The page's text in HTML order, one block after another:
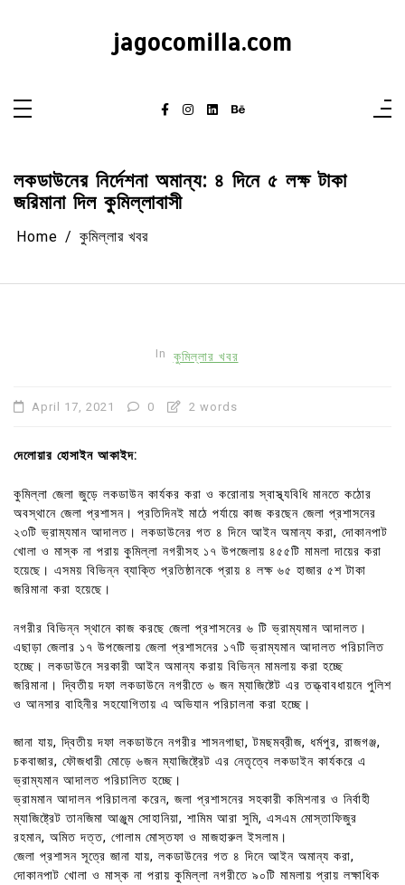
jagocomilla.com
লকডাউনের নির্দেশনা অমান্য: ৪ দিনে ৫ লক্ষ টাকা
জরিমানা দিল কুমিল্লাবাসী
Home কুমিল্লার খবর
In কুমিল্লার খবর
April 17, 2021 0 2 words
দেলোয়ার হোসাইন আকাইদ:
কুমিল্লা জেলা জুড়ে লকডাউন কার্যকর করা ও করোনায় স্বাস্থ্যবিধি মানতে কঠোর
অবস্থানে জেলা প্রশাসন। প্রতিদিনই মাঠে পর্যায়ে কাজ করছেন জেলা প্রশাসনের
২৩টি ভ্রাম্যমান আদালত। লকডাউনের গত ৪ দিনে আইন অমান্য করা, দোকানপাট
খোলা ও মাস্ক না পরায় কুমিল্লা নগরীসহ ১৭ উপজেলায় ৪৫৫টি মামলা দায়ের করা
হয়েছে। এসময় বিভিন্ন ব্যাক্তি প্রতিষ্ঠানকে প্রায় ৪ লক্ষ ৬৫ হাজার ৫শ টাকা
জরিমানা করা হয়েছে।
নগরীর বিভিন্ন স্থানে কাজ করছে জেলা প্রশাসনের ৬ টি ভ্রাম্যমান আদালত।
এছাড়া জেলার ১৭ উপজেলায় জেলা প্রশাসনের ১৭টি ভ্রাম্যমান আদালত পরিচালিত
হচ্ছে। লকডাউনে সরকারী আইন অমান্য করায় বিভিন্ন মামলায় করা হচ্ছে
জরিমানা। দ্বিতীয় দফা লকডাউনে নগরীতে ৬ জন ম্যাজিষ্টেট এর তত্ত্বাবধায়নে পুলিশ
ও আনসার বাহিনীর সহযোগিতায় এ অভিযান পরিচালনা করা হচ্ছে।
জানা যায়, দ্বিতীয় দফা লকডাউনে নগরীর শাসনগাছা, টমছমব্রীজ, ধর্মপুর, রাজগঞ্জ,
চকবাজার, ফৌজধারী মোড়ে ৬জন ম্যাজিষ্ট্রেট এর নেতৃত্বে লকডাইন কার্যকরে এ
ভ্রাম্যমান আদালত পরিচালিত হচ্ছে।
ভ্রামমান আদালন পরিচালনা করেন, জলা প্রশাসনের সহকারী কমিশনার ও নির্বাহী
ম্যাজিষ্ট্রেট তানজিমা আঞ্জুম সোহানিয়া, শামিম আরা সুমি, এসএম মোস্তাফিজুর
রহমান, অমিত দত্ত, গোলাম মোস্তফা ও মাজহারুল ইসলাম।
জেলা প্রশাসন সূত্রে জানা যায়, লকডাউনের গত ৪ দিনে আইন অমান্য করা,
দোকানপাট খোলা ও মাস্ক না পরায় কুমিল্লা নগরীতে ৯০টি মামলায় প্রায় লক্ষাধিক